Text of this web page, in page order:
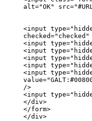
alt="OK"
<input
<input
<input
<input
<input
<input
/>
<input
</div>
</form>
</div>